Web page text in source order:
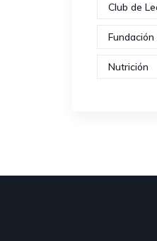
Club de
Fundación
Nutrición